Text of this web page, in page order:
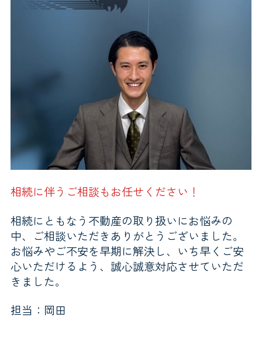
相続に伴うご相談もお任せください！
相続にともなう不動産の取り扱いにお悩みの
中、ご相談いただきありがとうございました。
お悩みやご不安を早期に解決し、いち早くご安
心いただけるよう、誠心誠意対応させていただ
きました。
担当：岡田